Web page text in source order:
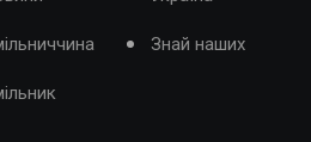
Знай наших